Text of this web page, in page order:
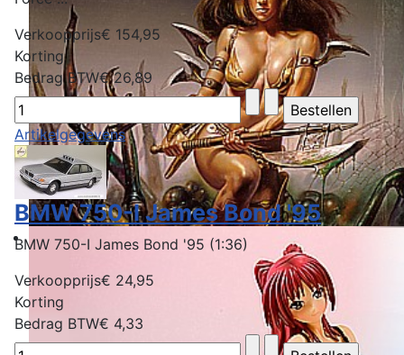
Verkoopprijs€ 154,95
Korting
Bedrag BTW€ 26,89
Artikelgegevens
BMW 750-I James Bond '95
BMW 750-I James Bond '95 (1:36)
Verkoopprijs€ 24,95
Korting
Bedrag BTW€ 4,33